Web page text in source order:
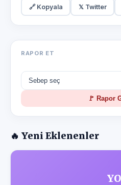
🔗 Kopyala 𝕏 Twitter
RAPOR ET
🚩 Rapor
🔥 Yeni Eklenenler
YO